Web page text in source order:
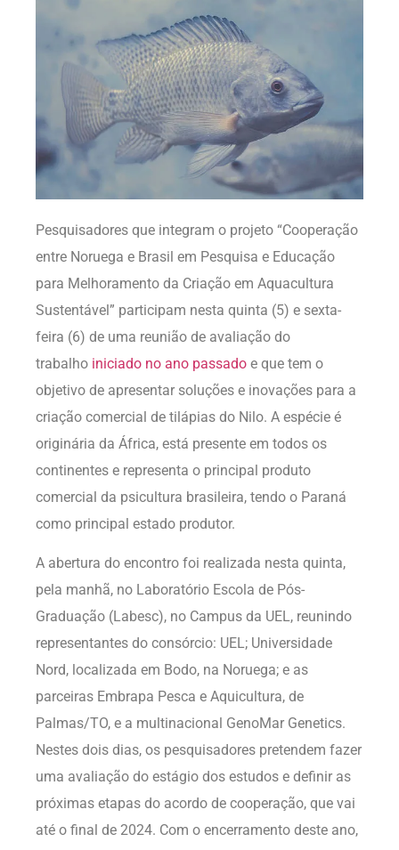
Pesquisadores que integram o projeto “Cooperação
entre Noruega e Brasil em Pesquisa e Educação
para Melhoramento da Criação em Aquacultura
Sustentável” participam nesta quinta (5) e sexta-
feira (6) de uma reunião de avaliação do
trabalho iniciado no ano passado e que tem o
objetivo de apresentar soluções e inovações para a
criação comercial de tilápias do Nilo. A espécie é
originária da África, está presente em todos os
continentes e representa o principal produto
comercial da psicultura brasileira, tendo o Paraná
como principal estado produtor.
A abertura do encontro foi realizada nesta quinta,
pela manhã, no Laboratório Escola de Pós-
Graduação (Labesc), no Campus da UEL, reunindo
representantes do consórcio: UEL; Universidade
Nord, localizada em Bodo, na Noruega; e as
parceiras Embrapa Pesca e Aquicultura, de
Palmas/TO, e a multinacional GenoMar Genetics.
Nestes dois dias, os pesquisadores pretendem fazer
uma avaliação do estágio dos estudos e definir as
próximas etapas do acordo de cooperação, que vai
até o final de 2024. Com o encerramento deste ano,